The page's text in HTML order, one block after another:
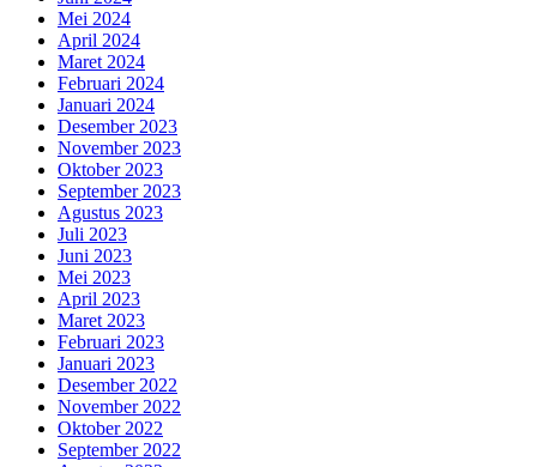
Mei 2024
April 2024
Maret 2024
Februari 2024
Januari 2024
Desember 2023
November 2023
Oktober 2023
September 2023
Agustus 2023
Juli 2023
Juni 2023
Mei 2023
April 2023
Maret 2023
Februari 2023
Januari 2023
Desember 2022
November 2022
Oktober 2022
September 2022